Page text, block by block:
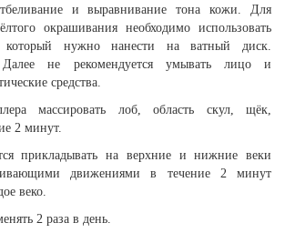
и выравнивание тона кожи. Для
окрашивания необходимо использовать
нужно нанести на ватный диск.
не рекомендуется умывать лицо и
средства.
массировать лоб, область скул, щёк,
2 минут.
прикладывать на верхние и нижние веки
движениями в течение 2 минут
веко.
2 раза в день.